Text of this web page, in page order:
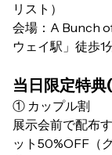
リスト）
会場：A Bunch
ウェイ駅」徒歩1
当日限定特
① カップル割
展示会前で配布
ット50%OFF（